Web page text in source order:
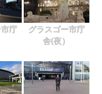
庁
グラスゴー市庁
舎(夜）